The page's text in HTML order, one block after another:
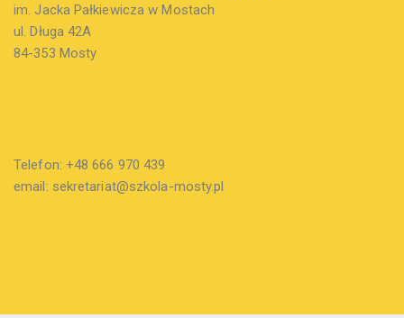
im. Jacka Pałkiewicza w Mostach
ul. Długa 42A
84-353 Mosty
Telefon: +48 666 970 439
email: sekretariat@szkola-mosty.pl